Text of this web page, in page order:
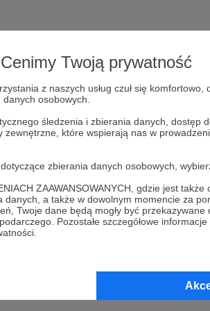
Cenimy Twoją prywatność
z naszych usług czuł się
osobowych.
śledzenia i zbierania danych, dostęp
które wspierają nas w
zbierania danych osobowych,
ZAAWANSOWANYCH, gdzie jest
a także w dowolnym momencie za
Twoje dane będą mogły być
Pozostałe szczegółowe
AutoraMarcin Ogdowskijuż
Zostań Patronem